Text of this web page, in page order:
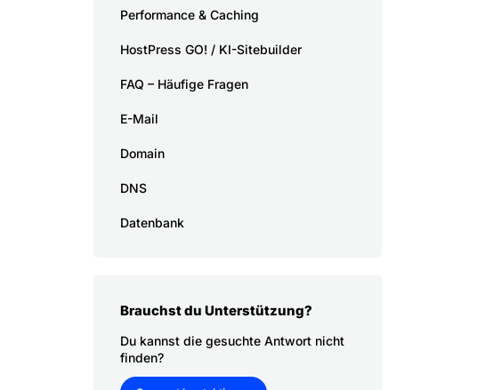
Performance & Caching
HostPress GO! / KI-Sitebuilder
FAQ – Häufige Fragen
E-Mail
Domain
DNS
Datenbank
Brauchst du Unterstützung?
Du kannst die gesuchte Antwort nicht
finden?